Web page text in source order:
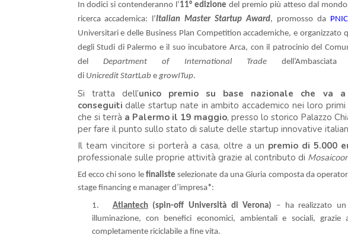
In dodici si contenderanno l’11° edizionedel premio più atteso dal
ricerca accademica: l’Italian Master Startup Award, promosso da
Universitari e delle Business Plan Competition accademiche, e organizzato
degli Studi di Palermo e il suo incubatore Arca, con il patrocinio del
del Department of International Trade
di Unicredit StartLabe growITup.
Si tratta dell’unico premio su base nazionale che va
conseguiti dalle startup nate in ambito accademico nei loro primi
che si terrà a Palermo il 19 maggio, presso lo storico Palazzo
per fare il punto sullo stato di salute delle startup innovative
Il team vincitore si porterà a casa, oltre a un premio di 5.000
professionale sulle proprie attività grazie al contributo di
Ed ecco chi sono lefinaliste selezionate da una Giuria composta da
stage financing e manager d’impresa*:
1.
Atlantech(spin-off Università di Verona) – ha realizzato un
illuminazione, con benefici economici, ambientali e sociali,
completamente riciclabile a fine vita.